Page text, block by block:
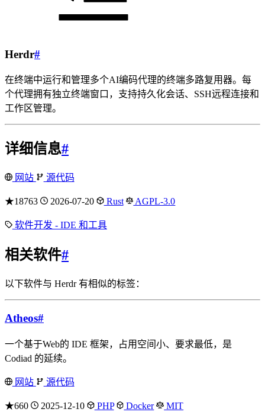
Herdr#
在终端中运行和管理多个AI编码代理的终端多路复用器。每
个代理拥有独立终端窗口，支持持久化会话、SSH远程连接和
工作区管理。
详细信息#
网站 源代码
★18763 2026-07-20 Rust AGPL-3.0
软件开发 - IDE 和工具
相关软件#
以下软件与 Herdr 有相似的标签：
Atheos#
一个基于Web的 IDE 框架，占用空间小、要求最低，是
Codiad 的延续。
网站 源代码
★660 2025-12-10 PHP Docker MIT